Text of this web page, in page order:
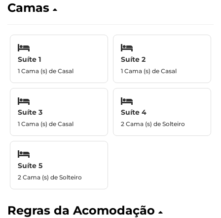
Camas
Suíte 1
1 Cama (s) de Casal
Suíte 2
1 Cama (s) de Casal
Suíte 3
1 Cama (s) de Casal
Suíte 4
2 Cama (s) de Solteiro
Suíte 5
2 Cama (s) de Solteiro
Regras da Acomodação